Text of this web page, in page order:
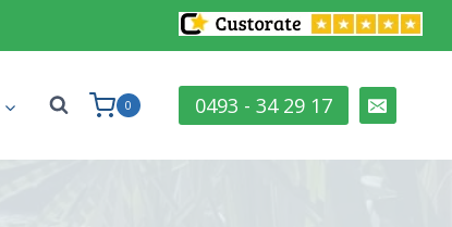
0 0493 - 34 29 17